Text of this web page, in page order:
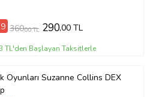
360,00 TL 290,00 TL
TL'den Başlayan Taksitlerle
Oyunları Suzanne Collins DEX